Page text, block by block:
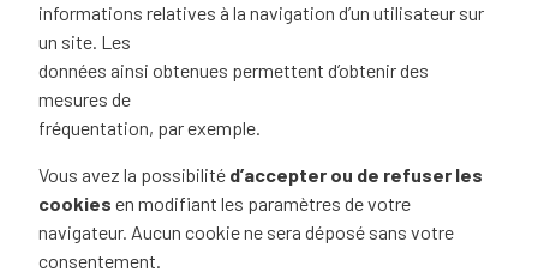
informations relatives à la navigation d’un utilisateur sur
un site. Les
données ainsi obtenues permettent d’obtenir des
mesures de
fréquentation, par exemple.
Vous avez la possibilité d’accepter ou de refuser les
cookies en modifiant les paramètres de votre
navigateur. Aucun cookie ne sera déposé sans votre
consentement.